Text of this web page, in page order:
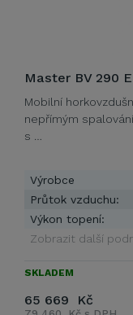
Master BV 290 E
Mobilní
nepřímým
s …
Výrobce
Průtok vzduchu:
Výkon topení:
Zobrazit další
SKLADEM
65 669 Kč